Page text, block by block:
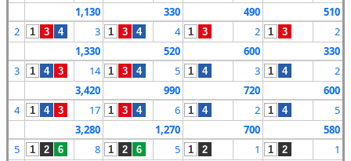
1,130
330 490
510
2
1 3 4 3 1 3 4 4 1 3 2 1 3
2
1,330
520 600
330
3
1 4 3 14 1 3 4 5 1 4 3 1 4
2
3,420
990 720
600
4
1 4 3 17 1 3 4 6 1 4 2 1 4
5
3,280
1,270 700
580
5
1 2 6 8 1 2 6 5 1 2 1 1 2
1